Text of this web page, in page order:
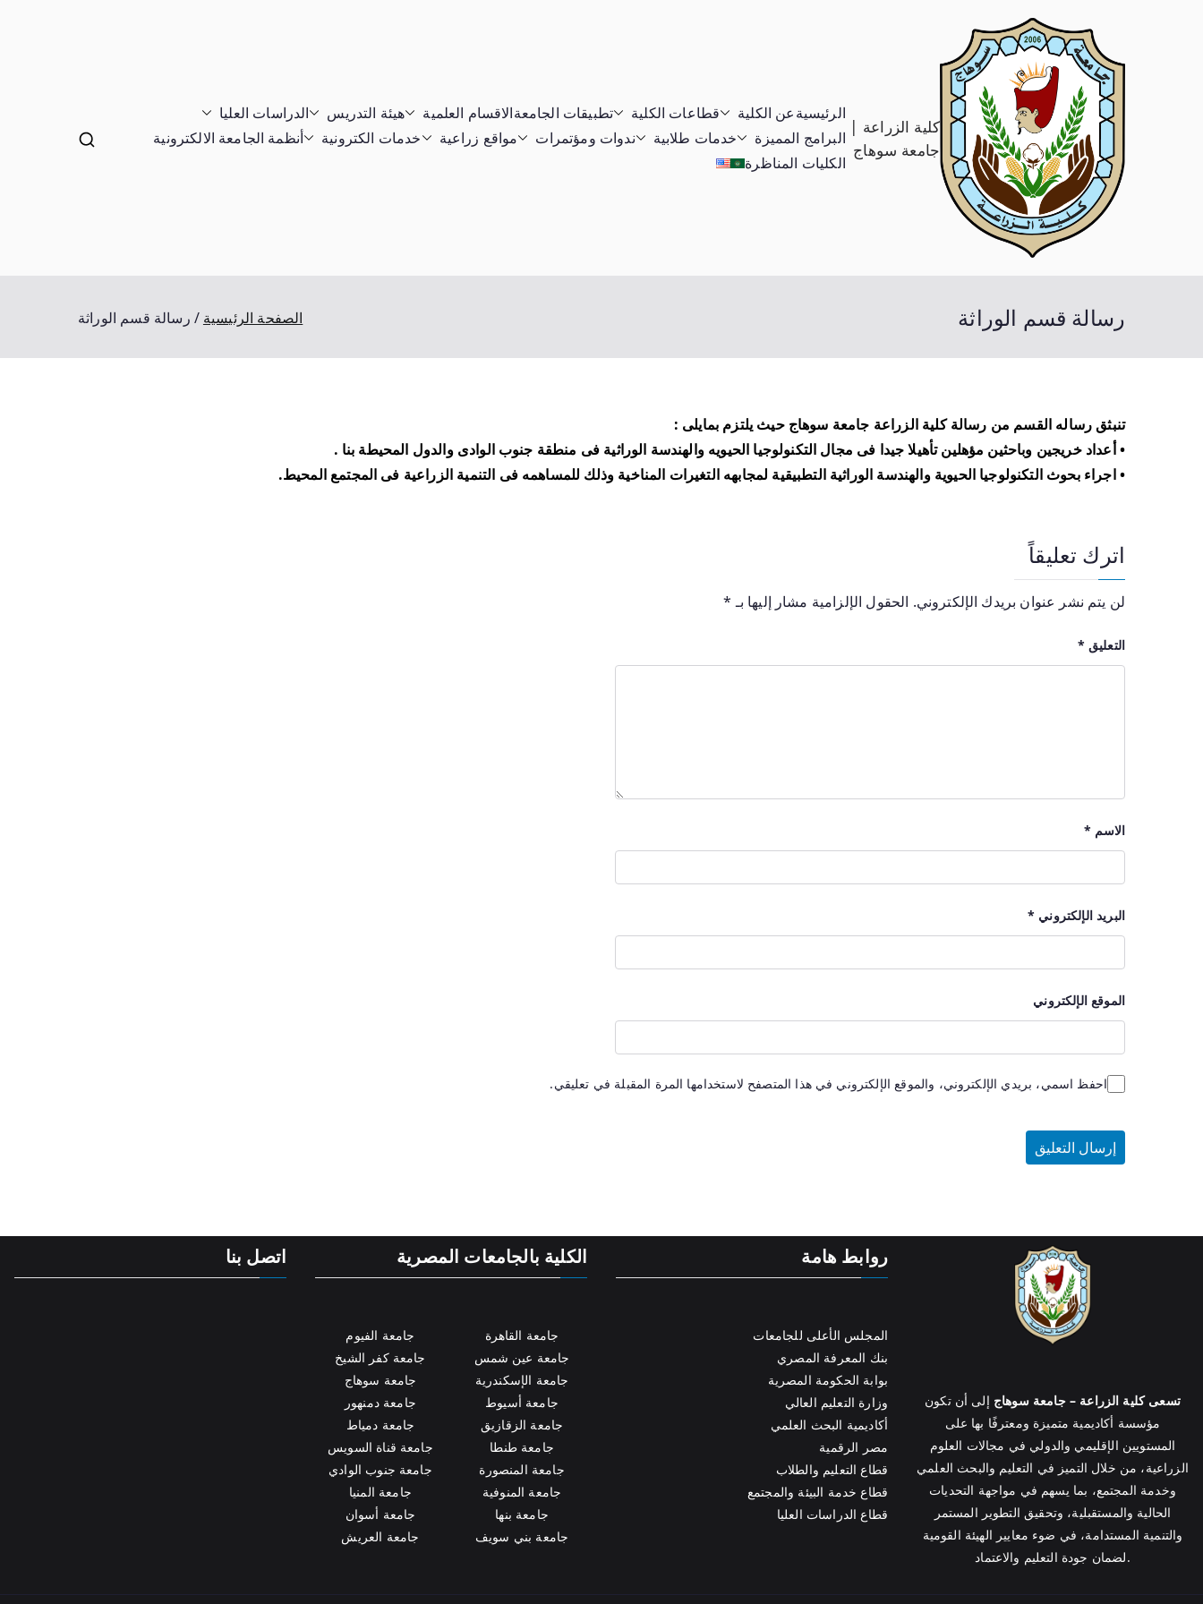
كلية الزراعة |
جامعة سوهاج
الرئيسيةعن الكلية قطاعات الكلية تطبيقات الجامعةالاقسام العلمية هيئة التدريس
الدراسات العليا
البرامج المميزة
خدمات طلابية ندوات ومؤتمرات مواقع زراعية خدمات الكترونية
أنظمة الجامعة الالكترونية
الكليات المناظرة
رسالة قسم الوراثة الصفحة الرئيسية رسالة قسم الوراثة
تنبثق رساله القسم من رسالة كلية الزراعة جامعة سوهاج حيث يلتزم بمايلى :
• أعداد خريجين وباحثين مؤهلين تأهيلا جيدا فى مجال التكنولوجيا الحيويه والهندسة الوراثية فى منطقة جنوب الوادى والدول المحيطة بنا .
• اجراء بحوث التكنولوجيا الحيوية والهندسة الوراثية التطبيقية لمجابهه التغيرات المناخية وذلك للمساهمه فى التنمية الزراعية فى المجتمع المحيط.
اترك تعليقاً
لن يتم نشر عنوان بريدك الإلكتروني. الحقول الإلزامية مشار إليها بـ *
التعليق *
الاسم *
البريد الإلكتروني *
الموقع الإلكتروني
احفظ اسمي، بريدي الإلكتروني، والموقع الإلكتروني في هذا المتصفح لاستخدامها المرة المقبلة في تعليقي.
تسعى كلية الزراعة – جامعة سوهاج إلى أن تكون
مؤسسة أكاديمية متميزة ومعترفًا بها على
المستويين الإقليمي والدولي في مجالات العلوم
الزراعية، من خلال التميز في التعليم والبحث العلمي
وخدمة المجتمع، بما يسهم في مواجهة التحديات
الحالية والمستقبلية، وتحقيق التطوير المستمر
والتنمية المستدامة، في ضوء معايير الهيئة القومية
لضمان جودة التعليم والاعتماد.
روابط هامة
المجلس الأعلى للجامعات
بنك المعرفة المصري
بوابة الحكومة المصرية
وزارة التعليم العالي
أكاديمية البحث العلمي
مصر الرقمية
قطاع التعليم والطلاب
قطاع خدمة البيئة والمجتمع
قطاع الدراسات العليا
الكلية بالجامعات المصرية
جامعة القاهرة
جامعة عين شمس
جامعة الإسكندرية
جامعة أسيوط
جامعة الزقازيق
جامعة طنطا
جامعة المنصورة
جامعة المنوفية
جامعة بنها
جامعة بني سويف
جامعة الفيوم
جامعة كفر الشيخ
جامعة سوهاج
جامعة دمنهور
جامعة دمياط
جامعة قناة السويس
جامعة جنوب الوادي
جامعة المنيا
جامعة أسوان
جامعة العريش
اتصل بنا